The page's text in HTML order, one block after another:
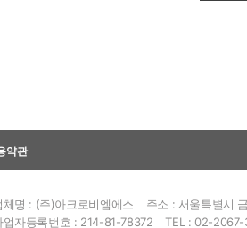
약관
체명 : (주)아크로비엠에스 주소 : 서울특별시
업자등록번호 : 214-81-78372
TEL : 02-